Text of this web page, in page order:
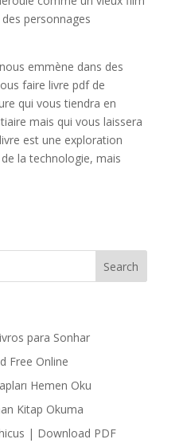
personnages
emmène dans des
faire livre pdf de
qui vous tiendra en
mais qui vous laissera
est une exploration
la technologie, mais
para Sonhar
Free Online
Hemen Oku
Kitap Okuma
| Download PDF